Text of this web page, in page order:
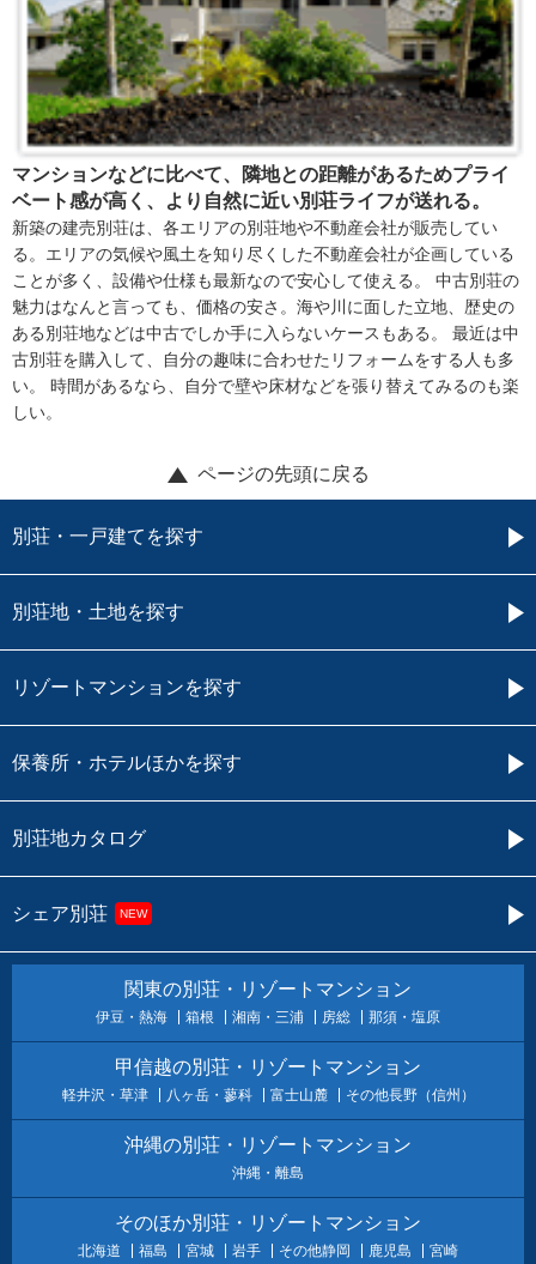
マンションなどに比べて、隣地との距離があるためプライ
ベート感が高く、より自然に近い別荘ライフが送れる。
新築の建売別荘は、各エリアの別荘地や不動産会社が販売してい
る。エリアの気候や風土を知り尽くした不動産会社が企画している
ことが多く、設備や仕様も最新なので安心して使える。 中古別荘の
魅力はなんと言っても、価格の安さ。海や川に面した立地、歴史の
ある別荘地などは中古でしか手に入らないケースもある。 最近は中
古別荘を購入して、自分の趣味に合わせたリフォームをする人も多
い。 時間があるなら、自分で壁や床材などを張り替えてみるのも楽
しい。
ページの先頭に戻る
別荘・一戸建てを探す
別荘地・土地を探す
リゾートマンションを探す
保養所・ホテルほかを探す
別荘地カタログ
シェア別荘 NEW
関東の別荘・リゾートマンション
伊豆・熱海 箱根 湘南・三浦 房総 那須・塩原
甲信越の別荘・リゾートマンション
軽井沢・草津 八ヶ岳・蓼科 富士山麓 その他長野（信州）
沖縄の別荘・リゾートマンション
沖縄・離島
そのほか別荘・リゾートマンション
北海道 福島 宮城 岩手 その他静岡 鹿児島 宮崎